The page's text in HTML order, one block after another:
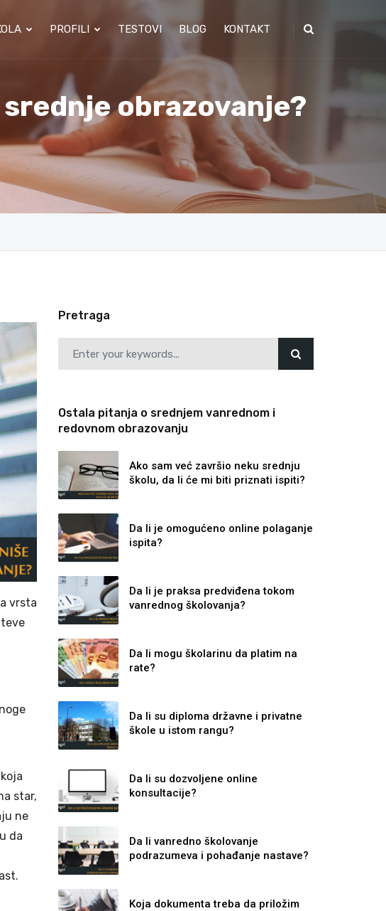
PROFILI TESTOVI BLOG KONTAKT
obrazovanje?
vrsta
star,
ne
da
Pretraga
Ostala pitanja o srednjem vanrednom i
redovnom obrazovanju
Ako sam već završio neku srednju
školu, da li će mi biti priznati ispiti?
Da li je omogućeno online polaganje
ispita?
Da li je praksa predviđena tokom
vanrednog školovanja?
Da li mogu školarinu da platim na
rate?
Da li su diploma državne i privatne
škole u istom rangu?
Da li su dozvoljene online
konsultacije?
Da li vanredno školovanje
podrazumeva i pohađanje nastave?
Koja dokumenta treba da priložim